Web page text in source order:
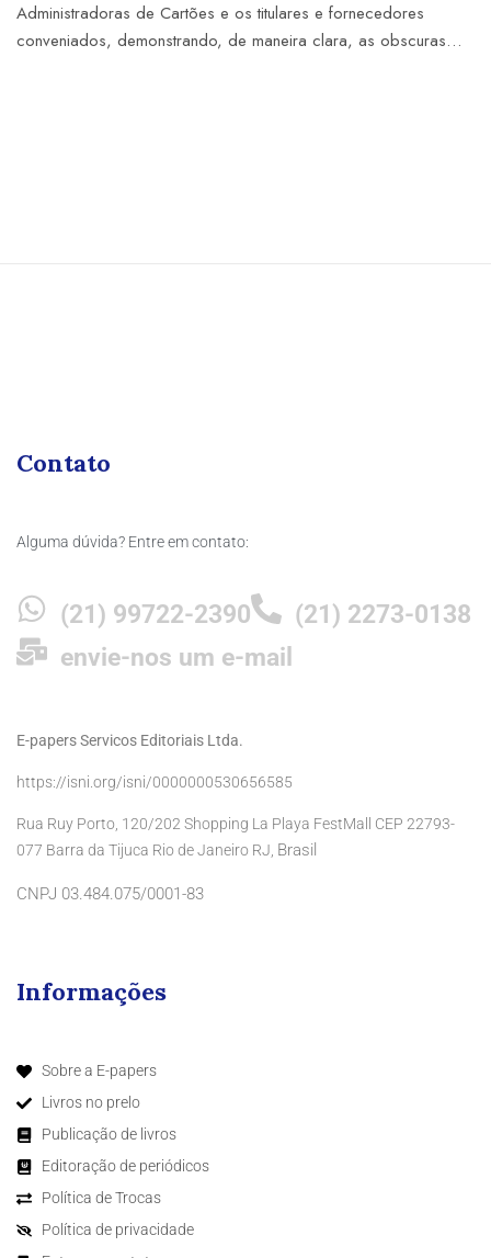
Administradoras de Cartões e os titulares e fornecedores
conveniados, demonstrando, de maneira clara, as obscuras…
Contato
Alguma dúvida? Entre em contato:
(21) 99722-2390
(21) 2273-0138
envie-nos um e-mail
E-papers Servicos Editoriais Ltda.
https://isni.org/isni/0000000530656585
Rua Ruy Porto, 120/202 Shopping La Playa FestMall CEP 22793-
077 Barra da Tijuca Rio de Janeiro RJ, Brasil
CNPJ 03.484.075/0001-83
Informações
Sobre a E-papers
Livros no prelo
Publicação de livros
Editoração de periódicos
Política de Trocas
Política de privacidade